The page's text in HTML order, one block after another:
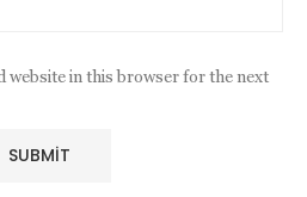
website in this browser for the next